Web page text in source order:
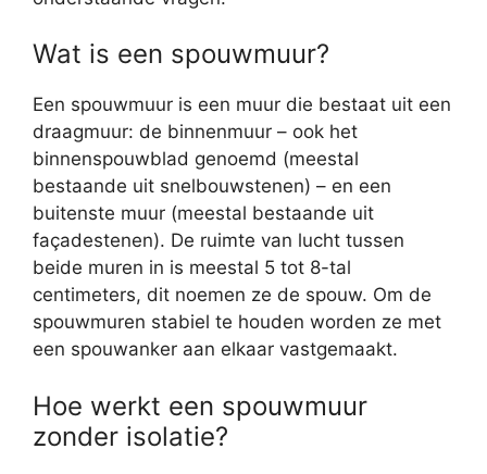
Wat is een spouwmuur?
Een spouwmuur is een muur die bestaat uit een
draagmuur: de binnenmuur – ook het
binnenspouwblad genoemd (meestal
bestaande uit snelbouwstenen) – en een
buitenste muur (meestal bestaande uit
façadestenen). De ruimte van lucht tussen
beide muren in is meestal 5 tot 8-tal
centimeters, dit noemen ze de spouw. Om de
spouwmuren stabiel te houden worden ze met
een spouwanker aan elkaar vastgemaakt.
Hoe werkt een spouwmuur
zonder isolatie?